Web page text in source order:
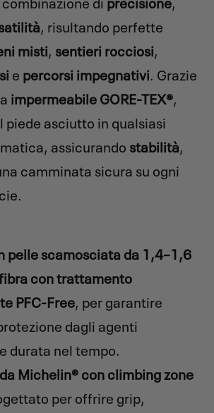
, risultando perfette
misti, sentieri rocciosi,
e percorsi impegnativi. Grazie
impermeabileGORE-TEX®,
piede asciutto in qualsiasi
assicurando stabilità,
camminata sicura su ogni
pelle scamosciata da 1,4–1,6
con trattamento
PFC-Free, per garantire
dagli agenti
durata nel tempo.
Michelin® con climbing zone
per offrire grip,